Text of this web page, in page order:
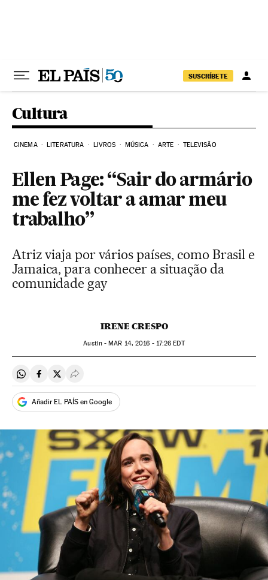
SUSCRÍBETE
Cultura
CINEMA LITERATURA LIVROS MÚSICA ARTE TELEVISÃO
Ellen Page: “Sair do armário
me fez voltar a amar meu
trabalho”
Atriz viaja por vários países, como Brasil e
Jamaica, para conhecer a situação da
comunidade gay
IRENE CRESPO
Austin -MAR 14, 2016 - 17:26 EDT
Compartir en Whatsapp
Compartir en Facebook
Compartir en Twitter
Desplegar Redes Sociales
Añadir EL PAÍS en Google